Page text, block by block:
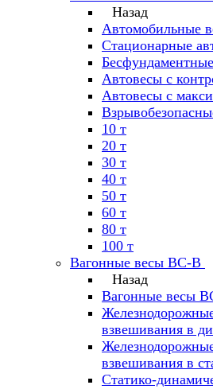
Назад
Автомобильные
Стационарные
Автовесы с
Автовесы с
10 т
20 т
30 т
40 т
50 т
60 т
80 т
100 т
Вагонные весы ВС-В
Назад
Вагонные весы
взвешивания в
взвешивания в
Статико-